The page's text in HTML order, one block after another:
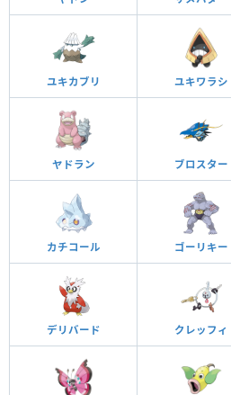
ユキカブリ ユキワラシ
ヤドラン ブロスター
カチコール ゴーリキー
デリバード クレッフィ